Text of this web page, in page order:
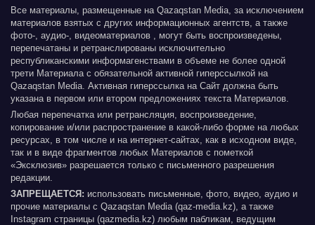
Все материалы, размещенные на Qazaqstan Media, за исключением
материалов взятых с других информационных агентств, а также
фото-, аудио-, видеоматериалов , могут быть воспроизведены,
перепечатаны и ретранслированы исключительно
республиканскими информагенствами в объеме не более одной
трети Материала с обязательной активной гиперссылкой на
Qazaqstan Media. Активная гиперссылка на Сайт должна быть
указана в первом или втором предложениях текста Материалов.
Любая перепечатка или ретрансляция, воспроизведение,
копирование и/или распространение в какой-либо форме на любых
ресурсах, в том числе и на интернет-сайтах, как в исходном виде,
так и в виде фрагментов любых Материалов с пометкой
«Эксклюзив» разрешается только с письменного разрешения
редакции.
ЗАПРЕЩАЕТСЯ: использовать письменные, фото, видео, аудио и
прочие материалы с Qazaqstan Media (qaz-media.kz), а также
Instagram страницы (qazmedia.kz) любым пабликам, ведущим